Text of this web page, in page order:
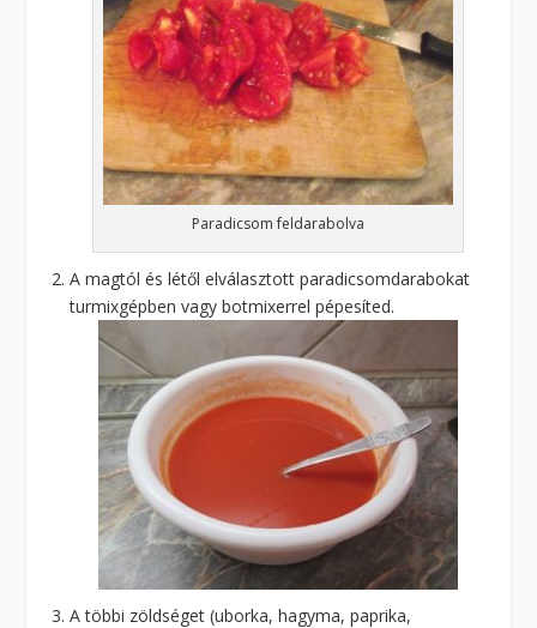
Paradicsom feldarabolva
A magtól és létől elválasztott paradicsomdarabokat
turmixgépben vagy botmixerrel pépesíted.
A többi zöldséget (uborka, hagyma, paprika,